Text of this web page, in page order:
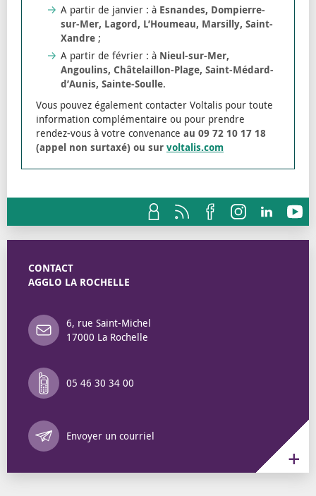
A partir de janvier : à Esnandes, Dompierre-
sur-Mer, Lagord, L’Houmeau, Marsilly, Saint-
Xandre ;
A partir de février : à Nieul-sur-Mer,
Angoulins, Châtelaillon-Plage, Saint-Médard-
d’Aunis, Sainte-Soulle.
Vous pouvez également contacter Voltalis pour toute
information complémentaire ou pour prendre
rendez-vous à votre convenance au 09 72 10 17 18
(appel non surtaxé) ou sur voltalis.com
CONTACT
AGGLO LA ROCHELLE
6, rue Saint-Michel
17000 La Rochelle
05 46 30 34 00
Envoyer un courriel
Annuaire